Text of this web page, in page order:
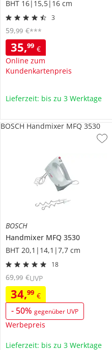
BHT 16|15,5|16 cm
3
35,99 €
Online zum
Kundenkartenpreis
59,99 €***
Lieferzeit: bis zu 3 Werktage
BOSCH
Handmixer MFQ 3530
BHT 20,1|14,1|7,7 cm
18
34,99 €
- 50% gegenüber UVP
Werbepreis
69,99 €UVP
BOSCH Handmixer MFQ 3530
Lieferzeit: bis zu 3 Werktage